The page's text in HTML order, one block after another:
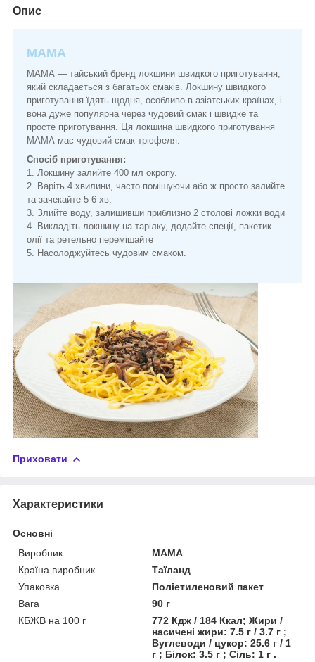
Опис
МАМА
МАМА — тайський бренд локшини швидкого приготування,
який складається з багатьох смаків. Локшину швидкого
приготування їдять щодня, особливо в азіатських країнах, і
вона дуже популярна через чудовий смак і швидке та
просте приготування. Ця локшина швидкого приготування
МАМА має чудовий смак трюфеля.
Спосіб приготування:
1. Локшину залийте 400 мл окропу.
2. Варіть 4 хвилини, часто помішуючи або ж просто залийте
та зачекайте 5-6 хв.
3. Злийте воду, залишивши приблизно 2 столові ложки води
4. Викладіть локшину на тарілку, додайте спеції, пакетик
олії та ретельно перемішайте
5. Насолоджуйтесь чудовим смаком.
Приховати
Характеристики
Основні
Виробник
MAMA
Країна виробник
Таїланд
Упаковка
Поліетиленовий пакет
Вага
90 г
КБЖВ на 100 г
772 Кдж / 184 Ккал; Жири /
насичені жири: 7.5 г / 3.7 г ;
Вуглеводи / цукор: 25.6 г / 1
г ; Білок: 3.5 г ; Сіль: 1 г .